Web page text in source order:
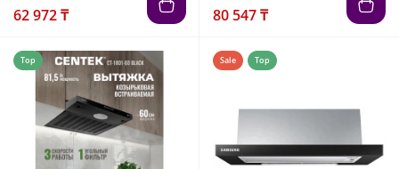
62 972 ₸ 80 547 ₸
Top Sale Top